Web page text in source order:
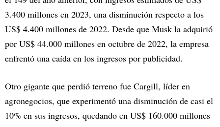
3.400 millones en 2023, una disminución respecto a los
US$ 4.400 millones de 2022. Desde que Musk la adquirió
por US$ 44.000 millones en octubre de 2022, la empresa
enfrentó una caída en los ingresos por publicidad.
Otro gigante que perdió terreno fue Cargill, líder en
agronegocios, que experimentó una disminución de casi el
10% en sus ingresos, quedando en US$ 160.000 millones